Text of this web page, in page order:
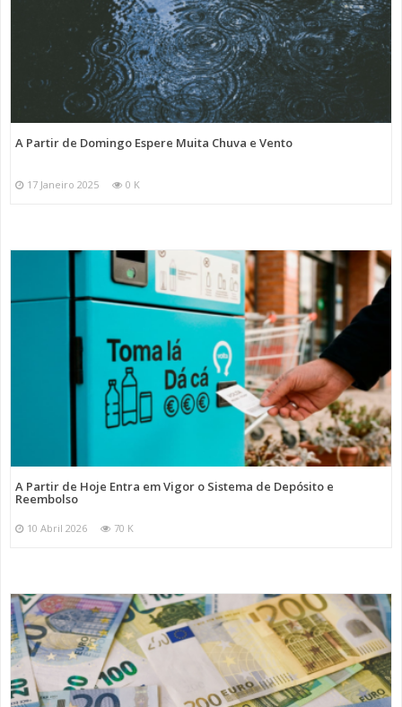
A Partir de Domingo Espere Muita Chuva e Vento
17 Janeiro 2025 0 K
A Partir de Hoje Entra em Vigor o Sistema de Depósito e
Reembolso
10 Abril 2026 70 K